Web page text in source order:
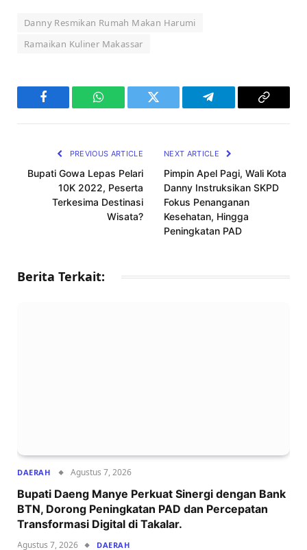
Danny Resmikan Rumah Makan Harumi
Ramaikan Kuliner Makassar
Facebook WhatsAppTwitter Telegram
Copy
PREVIOUS ARTICLE
Bupati Gowa Lepas Pelari
10K 2022, Peserta
Terkesima Destinasi
Wisata?
NEXT ARTICLE
Pimpin Apel Pagi, Wali Kota
Danny Instruksikan SKPD
Fokus Penanganan
Kesehatan, Hingga
Peningkatan PAD
Berita Terkait:
DAERAH Agustus 7, 2026
Bupati Daeng Manye Perkuat Sinergi dengan Bank
BTN, Dorong Peningkatan PAD dan Percepatan
Transformasi Digital di Takalar.
Agustus 7, 2026 DAERAH